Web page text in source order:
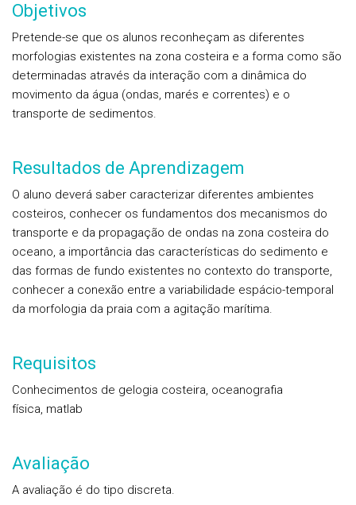
Objetivos
Pretende-se que os alunos reconheçam as diferentes
morfologias existentes na zona costeira e a forma como são
determinadas através da interação com a dinâmica do
movimento da água (ondas, marés e correntes) e o
transporte de sedimentos.
Resultados de Aprendizagem
O aluno deverá saber caracterizar diferentes ambientes
costeiros, conhecer os fundamentos dos mecanismos do
transporte e da propagação de ondas na zona costeira do
oceano, a importância das características do sedimento e
das formas de fundo existentes no contexto do transporte,
conhecer a conexão entre a variabilidade espácio-temporal
da morfologia da praia com a agitação marítima.
Requisitos
Conhecimentos de gelogia costeira, oceanografia
física, matlab
Avaliação
A avaliação é do tipo discreta.